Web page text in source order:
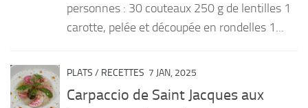
personnes : 30 couteaux 250 g de lentilles 1
carotte, pelée et découpée en rondelles 1...
PLATS / RECETTES 7 JAN, 2025
Carpaccio de Saint Jacques aux